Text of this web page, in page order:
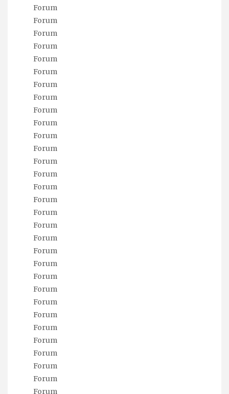
Forum
Forum
Forum
Forum
Forum
Forum
Forum
Forum
Forum
Forum
Forum
Forum
Forum
Forum
Forum
Forum
Forum
Forum
Forum
Forum
Forum
Forum
Forum
Forum
Forum
Forum
Forum
Forum
Forum
Forum
Forum